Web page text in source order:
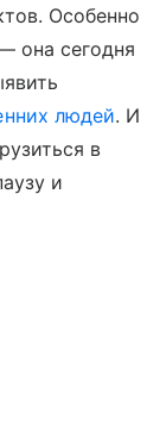
Особенно
она сегодня
людей. И
в
и